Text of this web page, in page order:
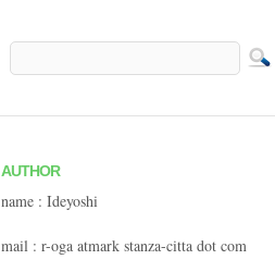
AUTHOR
name : Ideyoshi
mail : r-oga atmark stanza-citta dot com